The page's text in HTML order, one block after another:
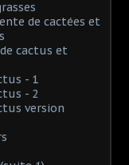
de cactées et
cactus et
- 1
- 2
version